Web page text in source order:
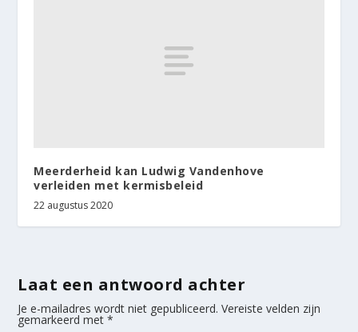
Meerderheid kan Ludwig Vandenhove
verleiden met kermisbeleid
22 augustus 2020
Laat een antwoord achter
Je e-mailadres wordt niet gepubliceerd. Vereiste velden zijn
gemarkeerd met*